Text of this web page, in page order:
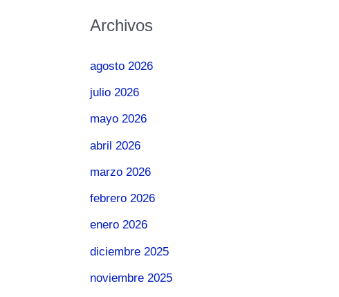
Archivos
agosto 2026
julio 2026
mayo 2026
abril 2026
marzo 2026
febrero 2026
enero 2026
diciembre 2025
noviembre 2025